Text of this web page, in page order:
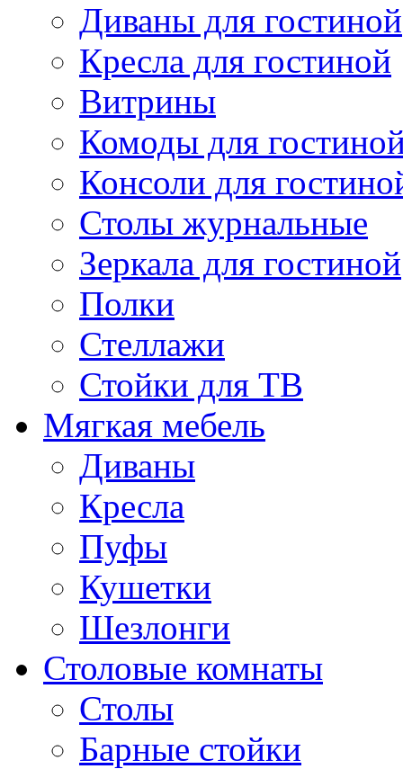
Диваны для гостиной
Кресла для гостиной
Витрины
Комоды для
Консоли для
Столы журнальные
Зеркала для гостиной
Полки
Стеллажи
Стойки для ТВ
Мягкая мебель
Диваны
Кресла
Пуфы
Кушетки
Шезлонги
Столовые комнаты
Столы
Барные стойки